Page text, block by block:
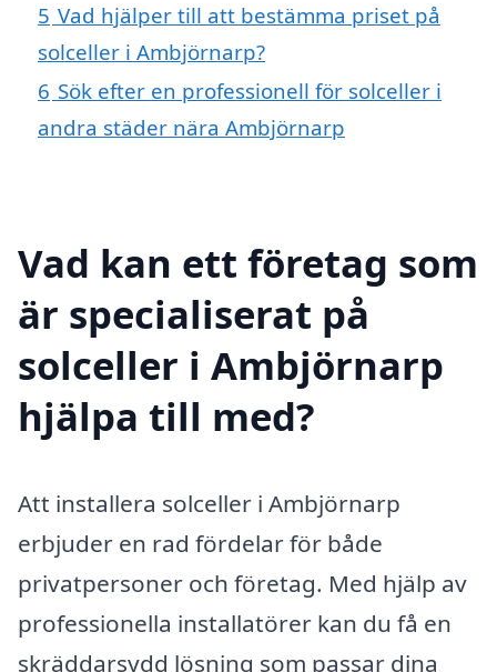
5 Vad hjälper till att bestämma priset på
solceller i Ambjörnarp?
6 Sök efter en professionell för solceller i
andra städer nära Ambjörnarp
Vad kan ett företag som
är specialiserat på
solceller i Ambjörnarp
hjälpa till med?
Att installera solceller i Ambjörnarp
erbjuder en rad fördelar för både
privatpersoner och företag. Med hjälp av
professionella installatörer kan du få en
skräddarsydd lösning som passar dina